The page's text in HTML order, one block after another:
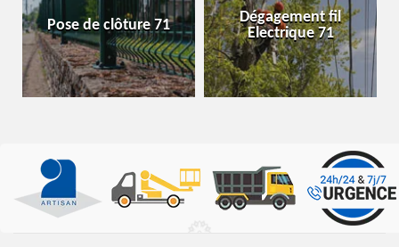
Dégagement fil
Electrique 71
Traitement et
Enlevement nid de
chenille 71